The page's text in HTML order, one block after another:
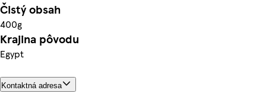
Čistý obsah
400g
Krajina pôvodu
Egypt
Kontaktná adresa